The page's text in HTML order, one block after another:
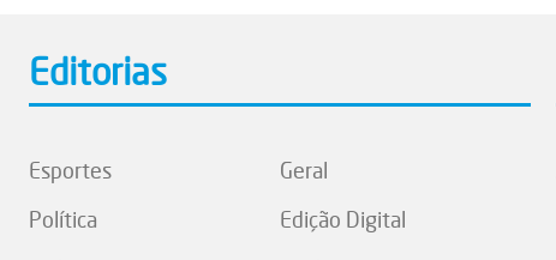
Editorias
Esportes
Política
Geral
Edição Digital